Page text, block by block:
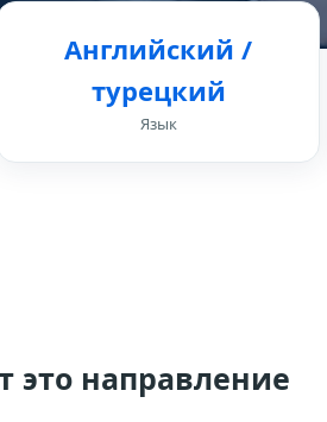
Английский /
турецкий
Язык
это направление